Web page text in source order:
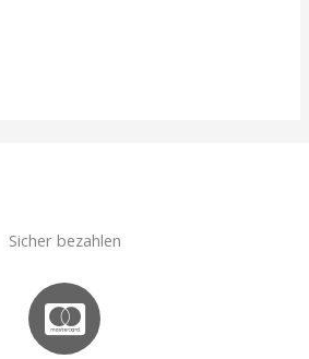
Sicher bezahlen